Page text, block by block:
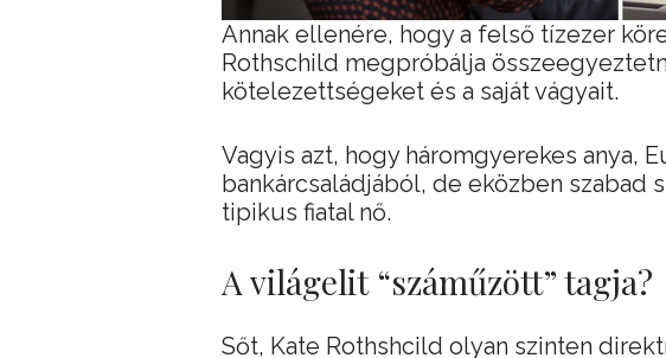
Annak ellenére, hogy a felső tízezer
Rothschild megpróbálja
kötelezettségeket és a saját vágyait.
Vagyis azt, hogy háromgyerekes anya,
bankárcsaládjából, de eközben
tipikus fiatal nő.
A világelit “száműzött” tagja?
Sőt, Kate Rothshcild olyan szinten